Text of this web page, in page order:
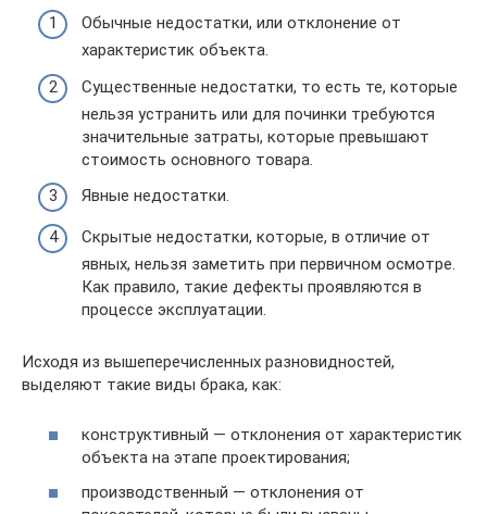
Обычные недостатки, или отклонение от
характеристик объекта.
Существенные недостатки, то есть те, которые
нельзя устранить или для починки требуются
значительные затраты, которые превышают
стоимость основного товара.
Явные недостатки.
Скрытые недостатки, которые, в отличие от
явных, нельзя заметить при первичном осмотре.
Как правило, такие дефекты проявляются в
процессе эксплуатации.
Исходя из вышеперечисленных разновидностей,
выделяют такие виды брака, как:
конструктивный — отклонения от характеристик
объекта на этапе проектирования;
производственный — отклонения от